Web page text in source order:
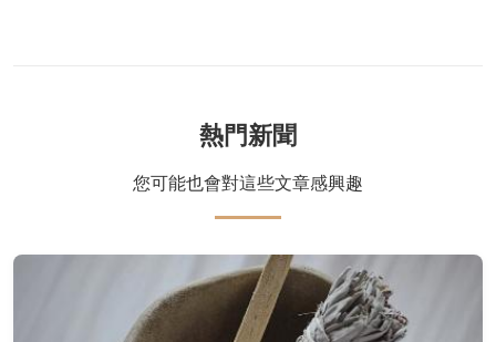
熱門新聞
您可能也會對這些文章感興趣